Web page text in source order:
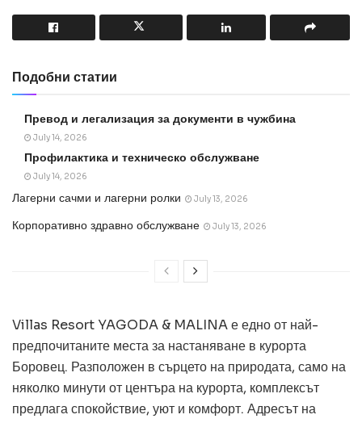
Подобни статии
Превод и легализация за документи в чужбина
July 14, 2026
Профилактика и техническо обслужване
July 14, 2026
Лагерни сачми и лагерни ролки July 13, 2026
Корпоративно здравно обслужване July 13, 2026
Villas Resort YAGODA & MALINA е едно от най-
предпочитаните места за настаняване в курорта
Боровец. Разположен в сърцето на природата, само на
няколко минути от центъра на курорта, комплексът
предлага спокойствие, уют и комфорт. Адресът на